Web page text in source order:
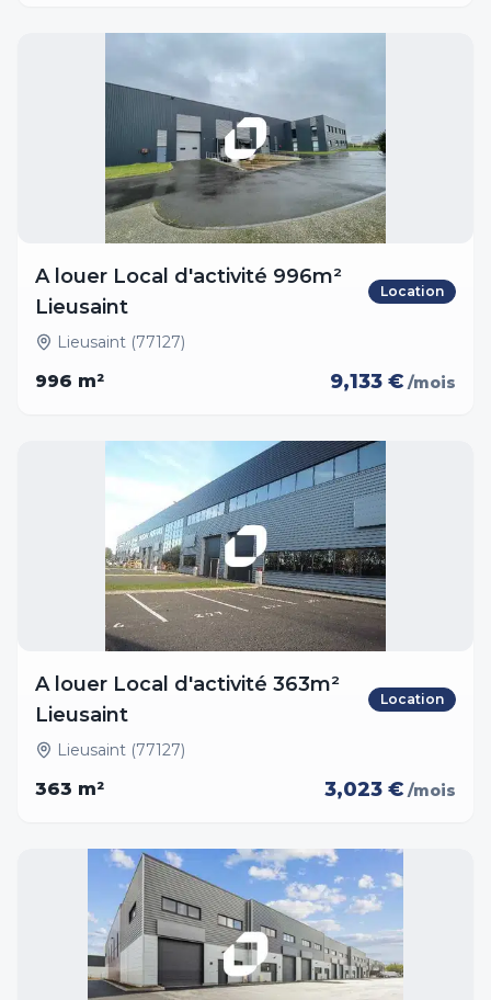
A louer Local d'activité 996m²
Lieusaint
Location
Lieusaint (77127)
996 m² 9,133 € /mois
A louer Local d'activité 363m²
Lieusaint
Location
Lieusaint (77127)
363 m² 3,023 € /mois